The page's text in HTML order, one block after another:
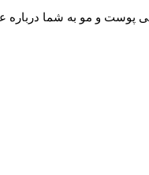
پوست و مو به شما